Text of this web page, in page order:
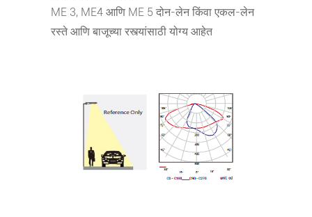
ME 3, ME4 आणि ME 5 दोन-लेन किंवा एकल-लेन
रस्ते आणि बाजूच्या रस्त्यांसाठी योग्य आहेत